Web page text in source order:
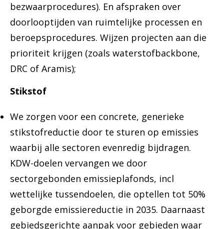
bezwaarprocedures). En afspraken over
doorlooptijden van ruimtelijke processen en
beroepsprocedures. Wijzen projecten aan die
prioriteit krijgen (zoals waterstofbackbone,
DRC of Aramis);
Stikstof
We zorgen voor een concrete, generieke
stikstofreductie door te sturen op emissies
waarbij alle sectoren evenredig bijdragen.
KDW-doelen vervangen we door
sectorgebonden emissieplafonds, incl
wettelijke tussendoelen, die optellen tot 50%
geborgde emissiereductie in 2035. Daarnaast
gebiedsgerichte aanpak voor gebieden waar